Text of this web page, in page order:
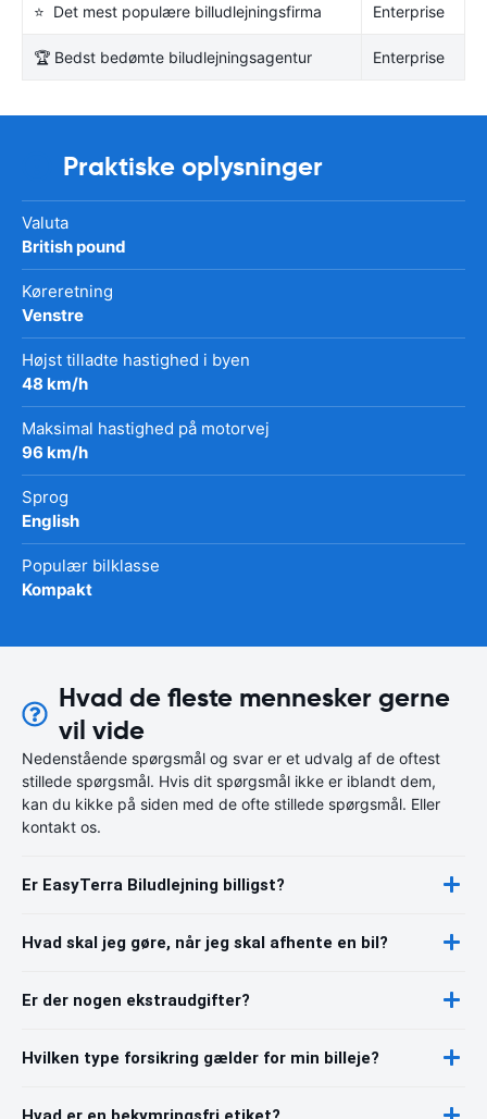
⭐ Det mest populære billudlejningsfirma Enterprise
🏆 Bedst bedømte biludlejningsagentur Enterprise
Praktiske oplysninger
Valuta
British pound
Køreretning
Venstre
Højst tilladte hastighed i byen
48 km/h
Maksimal hastighed på motorvej
96 km/h
Sprog
English
Populær bilklasse
Kompakt
Hvad de fleste mennesker gerne
vil vide
Nedenstående spørgsmål og svar er et udvalg af de oftest
stillede spørgsmål. Hvis dit spørgsmål ikke er iblandt dem,
kan du kikke på siden med de ofte stillede spørgsmål. Eller
kontakt os.
Er EasyTerra Biludlejning billigst?
Hvad skal jeg gøre, når jeg skal afhente en bil?
Er der nogen ekstraudgifter?
Hvilken type forsikring gælder for min billeje?